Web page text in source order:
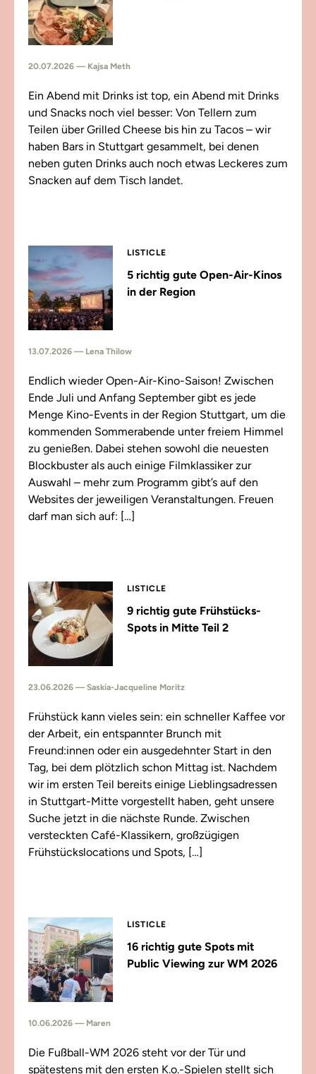
20.07.2026 — Kajsa Meth
Ein Abend mit Drinks ist top, ein Abend mit Drinks
und Snacks noch viel besser: Von Tellern zum
Teilen über Grilled Cheese bis hin zu Tacos – wir
haben Bars in Stuttgart gesammelt, bei denen
neben guten Drinks auch noch etwas Leckeres zum
Snacken auf dem Tisch landet.
LISTICLE
5 richtig gute Open-Air-Kinos
in der Region
13.07.2026 — Lena Thilow
Endlich wieder Open-Air-Kino-Saison! Zwischen
Ende Juli und Anfang September gibt es jede
Menge Kino-Events in der Region Stuttgart, um die
kommenden Sommerabende unter freiem Himmel
zu genießen. Dabei stehen sowohl die neuesten
Blockbuster als auch einige Filmklassiker zur
Auswahl – mehr zum Programm gibt’s auf den
Websites der jeweiligen Veranstaltungen. Freuen
darf man sich auf: […]
LISTICLE
9 richtig gute Frühstücks-
Spots in Mitte Teil 2
23.06.2026 — Saskia-Jacqueline Moritz
Frühstück kann vieles sein: ein schneller Kaffee vor
der Arbeit, ein entspannter Brunch mit
Freund:innen oder ein ausgedehnter Start in den
Tag, bei dem plötzlich schon Mittag ist. Nachdem
wir im ersten Teil bereits einige Lieblingsadressen
in Stuttgart-Mitte vorgestellt haben, geht unsere
Suche jetzt in die nächste Runde. Zwischen
versteckten Café-Klassikern, großzügigen
Frühstückslocations und Spots, […]
LISTICLE
16 richtig gute Spots mit
Public Viewing zur WM 2026
10.06.2026 — Maren
Die Fußball-WM 2026 steht vor der Tür und
spätestens mit den ersten K.o.-Spielen stellt sich